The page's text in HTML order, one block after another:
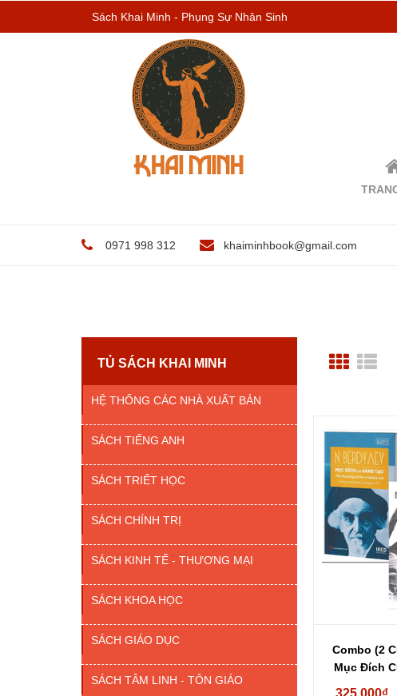
Sách Khai Minh - Phụng Sự Nhân Sinh
0971 998 312 khaiminhbook@gmail.com
Combo (2
Mục Đích
325.000₫
TỦ SÁCH KHAI MINH
HỆ THỐNG CÁC NHÀ XUẤT BẢN
SÁCH TIẾNG ANH
SÁCH TRIẾT HỌC
SÁCH CHÍNH TRỊ
SÁCH KINH TẾ - THƯƠNG MẠI
SÁCH KHOA HỌC
SÁCH GIÁO DỤC
SÁCH TÂM LINH - TÔN GIÁO